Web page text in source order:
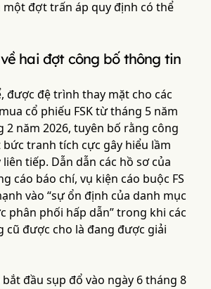
một đợt trấn áp quy định có thể
hai đợt công bố thông tin
được đệ trình thay mặt cho các
cổ phiếu FSK từ tháng 5 năm
2 năm 2026, tuyên bố rằng công
tranh tích cực gây hiểu lầm
tiếp. Dẫn dẫn các hồ sơ của
cáo báo chí, vụ kiện cáo buộc FS
vào “sự ổn định của danh mục
phân phối hấp dẫn” trong khi các
cũ được cho là đang được giải
bắt đầu sụp đổ vào ngày 6 tháng 8